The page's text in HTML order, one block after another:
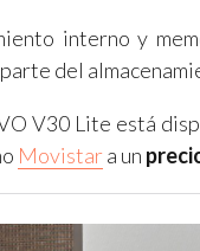
interno y
parte del
V30 Lite está
Movistara un